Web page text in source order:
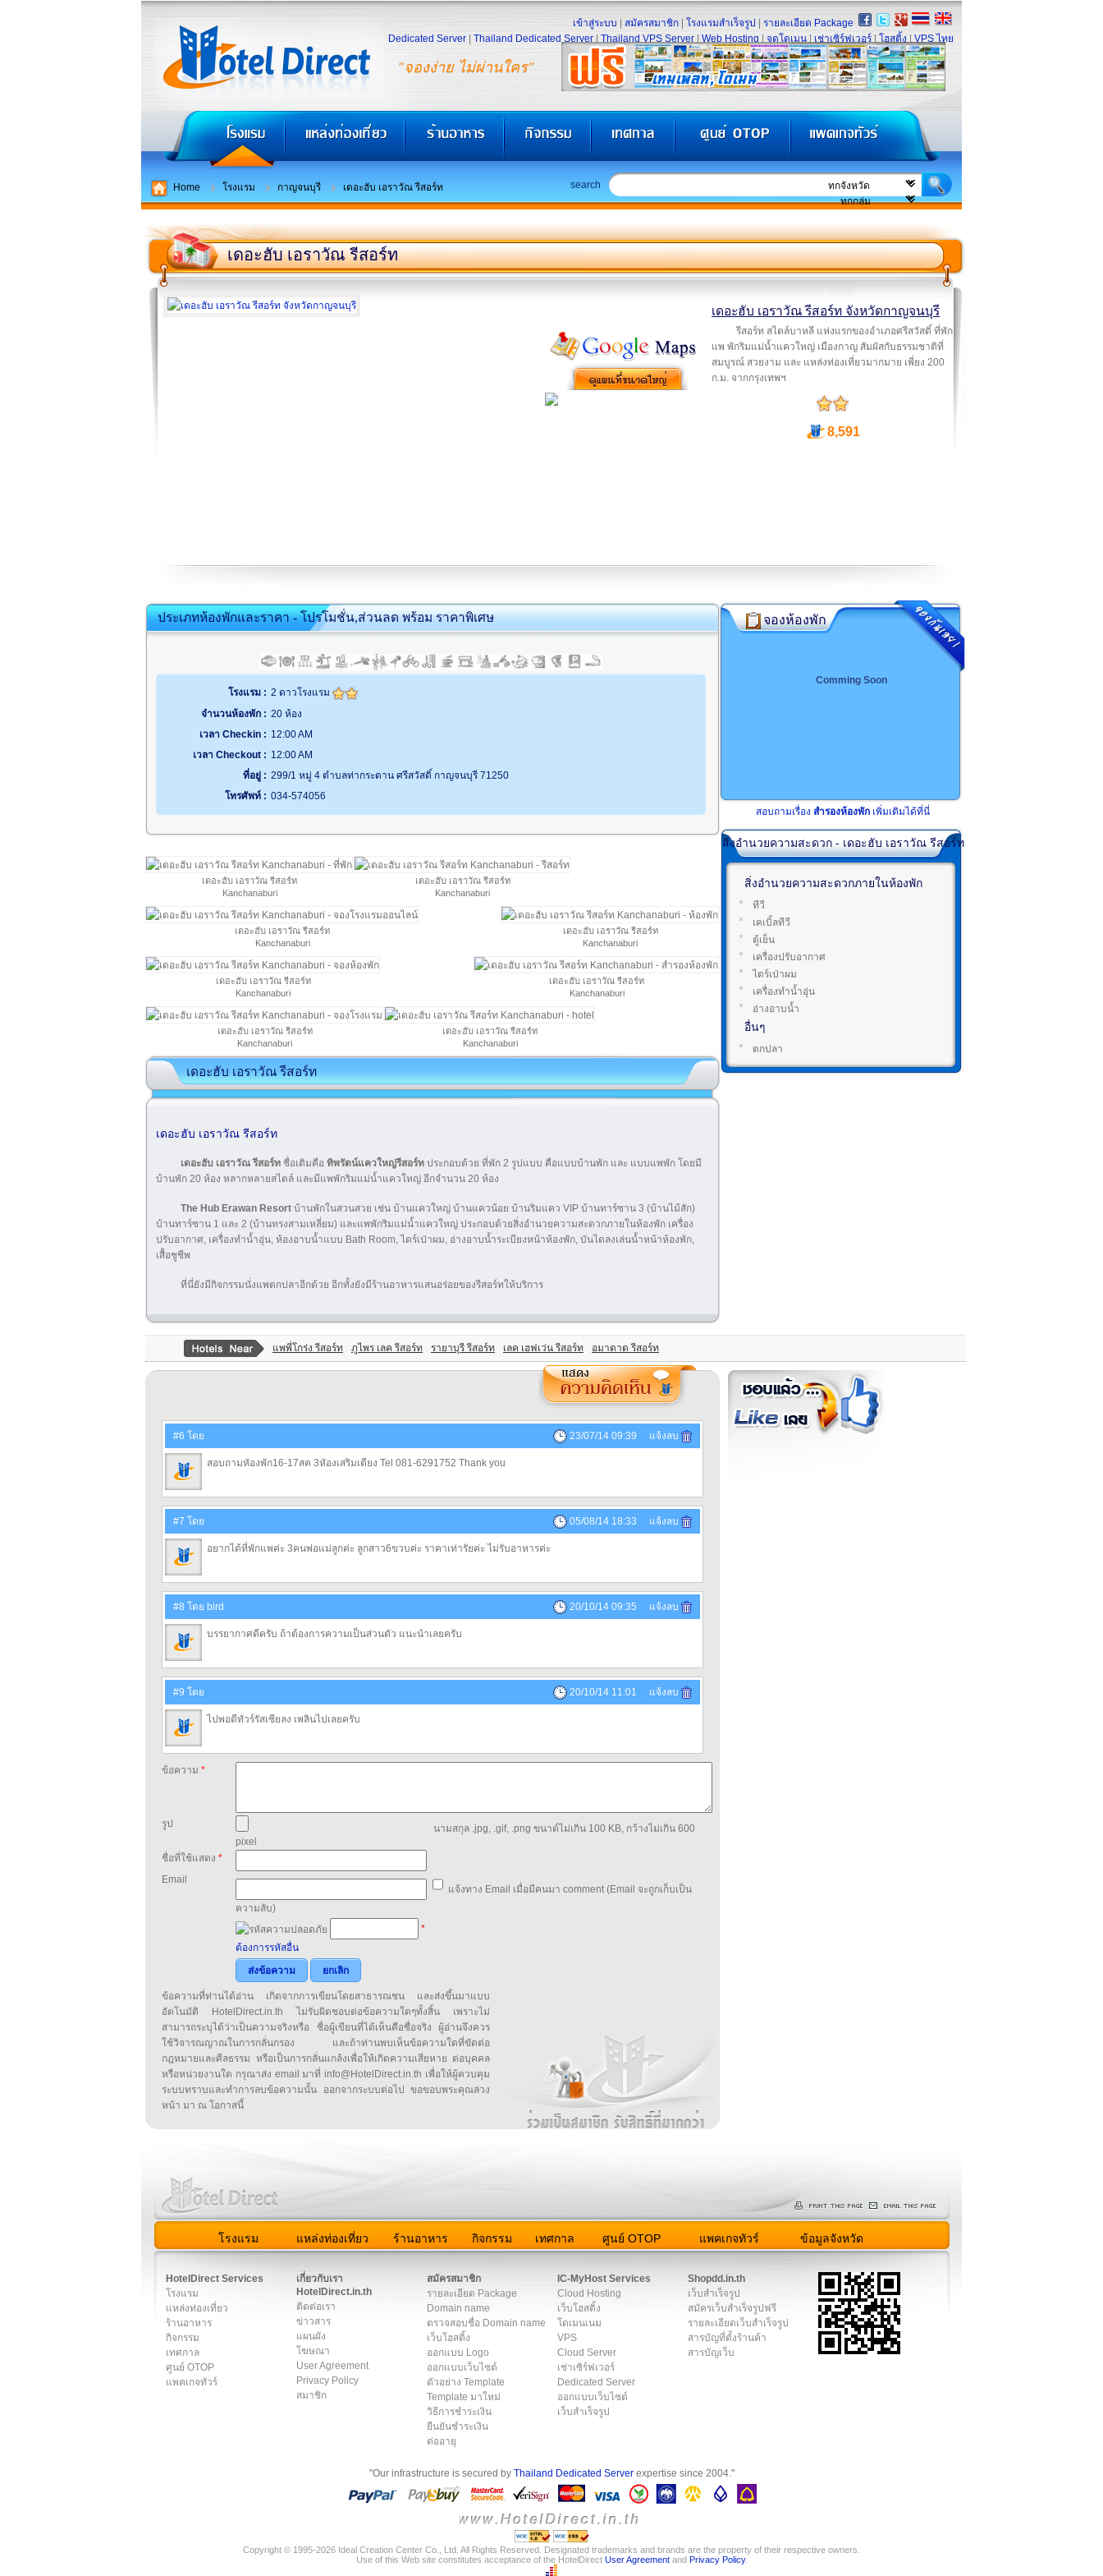
"จองง่าย ไม่ผ่านใคร"
เข้าสู่ระบบ สมัครสมาชิก โรงแรมสำเร็จรูป
รายละเอียด Package
Dedicated Server
Thailand Dedicated Server Thailand VPS Server Web Hosting จดโดเมน เช่าเซิร์ฟเวอร์ โฮสติ้ง VPS ไทย
Home โรงแรม กาญจนบุรี เดอะฮับ เอราวัณ รีสอร์ท search
เดอะฮับ เอราวัณ รีสอร์ท
เดอะฮับ เอราวัณ รีสอร์ท จังหวัดกาญจนบุรี
รีสอร์ท สไตล์บาหลี แห่งแรกของอำเภอศรีสวัสดิ์ ที่พัก
แพ พักริมแม่น้ำแควใหญ่ เมืองกาญ สัมผัสกับธรรมชาติที่
สมบูรณ์ สวยงาม และ แหล่งท่องเที่ยวมากมาย เพี่ยง 200
ก.ม. จากกรุงเทพฯ
8,591
ประเภทห้องพักและราคา - โปรโมชั่น,ส่วนลด พร้อม ราคาพิเศษ
โรงแรม : 2 ดาวโรงแรม
จำนวนห้องพัก : 20 ห้อง
เวลา Checkin : 12:00 AM
เวลา Checkout : 12:00 AM
ที่อยู่ : 299/1 หมู่ 4 ตำบลท่ากระดาน ศรีสวัสดิ์ กาญจนบุรี 71250
โทรศัพท์ : 034-574056
เดอะฮับ เอราวัณ รีสอร์ท
Kanchanaburi
เดอะฮับ เอราวัณ รีสอร์ท
Kanchanaburi
เดอะฮับ เอราวัณ รีสอร์ท
Kanchanaburi
เดอะฮับ เอราวัณ รีสอร์ท
Kanchanaburi
เดอะฮับ เอราวัณ รีสอร์ท
Kanchanaburi
เดอะฮับ เอราวัณ รีสอร์ท
Kanchanaburi
เดอะฮับ เอราวัณ รีสอร์ท
Kanchanaburi
เดอะฮับ เอราวัณ รีสอร์ท
Kanchanaburi
เดอะฮับ เอราวัณ รีสอร์ท
เดอะฮับ เอราวัณ รีสอร์ท
เดอะฮับ เอราวัณ รีสอร์ท ชื่อเดิมคือ ทิพรัตน์แควใหญ่รีสอร์ท ประกอบด้วย ที่พัก 2 รูปแบบ คือแบบบ้านพัก และ แบบแพพัก โดยมี
บ้านพัก 20 ห้อง หลากหลายสไตล์ และมีแพพักริมแม่น้ำแควใหญ่ อีกจำนวน 20 ห้อง
The Hub Erawan Resort บ้านพักในสวนสวย เช่น บ้านแควใหญ่ บ้านแควน้อย บ้านริมแคว VIP บ้านทาร์ซาน 3 (บ้านไม้สัก)
บ้านทาร์ซาน 1 และ 2 (บ้านทรงสามเหลี่ยม) และแพพักริมแม่น้ำแควใหญ่ ประกอบด้วยสิ่งอำนวยความสะดวกภายในห้องพัก เครื่อง
ปรับอากาศ, เครื่องทำน้ำอุ่น, ห้องอาบน้ำแบบ Bath Room, ไดร์เป่าผม, อ่างอาบน้ำระเบียงหน้าห้องพัก, บันไดลงเล่นน้ำหน้าห้องพัก,
เสื้อชูชีพ
ที่นี่ยังมีกิจกรรมนั่งแพตกปลาอีกด้วย อีกทั้งยังมีร้านอาหารแสนอร่อยของรีสอร์ทให้บริการ
จองห้องพัก
Comming Soon
สอบถามเรื่อง สำรองห้องพัก เพิ่มเติมได้ที่นี่
สิ่งอำนวยความสะดวก - เดอะฮับ เอราวัณ รีสอร์ท
สิ่งอำนวยความสะดวกภายในห้องพัก
ทีวี
เคเบิ้ลทีวี
ตู้เย็น
เครื่องปรับอากาศ
ไดร์เป่าผม
เครื่องทำน้ำอุ่น
อ่างอาบน้ำ
อื่นๆ
ตกปลา
แพพี่โกร่ง รีสอร์ท ภูไพร เลค รีสอร์ท รายาบุรี รีสอร์ท เลค เฮฟเว่น รีสอร์ท อมาดาด รีสอร์ท
#6 โดย 23/07/14 09:39 แจ้งลบ
สอบถามหัองพัก16-17สค 3หัองเสริมเตียง Tel 081-6291752 Thank you
#7 โดย 05/08/14 18:33 แจ้งลบ
อยากได้ที่พักแพค่ะ 3คนพ่อแม่ลูกค่ะ ลูกสาว6ขวบค่ะ ราคาเท่ารัยค่ะ ไม่รับอาหารค่ะ
#8 โดย bird 20/10/14 09:35 แจ้งลบ
บรรยากาศดีครับ ถ้าต้องการความเป็นส่วนตัว แนะนำเลยครับ
#9 โดย 20/10/14 11:01 แจ้งลบ
ไปพอดีทัวร์รัสเซียลง เพลินไปเลยครับ
ข้อความ *
รูป
นามสกุล .jpg, .gif, .png ขนาด์ไม่เกิน 100 KB, กว้างไม่เกิน 600
pixel
ชื่อที่ใช้แสดง *
Email
แจ้งทาง Email เมื่อมีคนมา comment (Email จะถูกเก็บเป็น
ความลับ)
*
ต้องการรหัสอื่น
ส่งข้อความ
ยกเลิก
ข้อความที่ท่านได้อ่าน เกิดจากการเขียนโดยสาธารณชน และส่งขึ้นมาแบบ
อัตโนมัติ HotelDirect.in.th ไม่รับผิดชอบต่อข้อความใดๆทั้งสิ้น เพราะไม่
สามารถระบุได้ว่าเป็นความจริงหรือ ชื่อผู้เขียนที่ได้เห็นคือชื่อจริง ผู้อ่านจึงควร
ใช้วิจารณญาณในการกลั่นกรอง และถ้าท่านพบเห็นข้อความใดที่ขัดต่อ
กฎหมายและศีลธรรม หรือเป็นการกลั่นแกล้งเพื่อให้เกิดความเสียหาย ต่อบุคคล
หรือหน่วยงานใด กรุณาส่ง email มาที่ info@HotelDirect.in.th เพื่อให้ผู้ควบคุม
ระบบทราบและทำการลบข้อความนั้น ออกจากระบบต่อไป ขอขอบพระคุณล่วง
หน้า มา ณ โอกาสนี้
โรงแรม แหล่งท่องเที่ยว ร้านอาหาร กิจกรรม เทศกาล ศูนย์ OTOP แพคเกจทัวร์ ข้อมูลจังหวัด
HotelDirect Services
โรงแรม
แหล่งท่องเที่ยว
ร้านอาหาร
กิจกรรม
เทศกาล
ศูนย์ OTOP
แพคเกจทัวร์
เกี่ยวกับเรา
HotelDirect.in.th
ติดต่อเรา
ข่าวสาร
แผนผัง
โฆษณา
User Agreement
Privacy Policy
สมาชิก
สมัครสมาชิก
รายละเอียด Package
Domain name
ตรวจสอบชื่อ Domain name
เว็บโฮสติ้ง
ออกแบบ Logo
ออกแบบเว็บไซต์
ตัวอย่าง Template
Template มาใหม่
วิธีการชำระเงิน
ยืนยันชำระเงิน
ต่ออายุ
IC-MyHost Services
Cloud Hosting
เว็บโฮสติ้ง
โดเมนเนม
VPS
Cloud Server
เช่าเซิร์ฟเวอร์
Dedicated Server
ออกแบบเว็บไซต์
เว็บสำเร็จรูป
Shopdd.in.th
เว็บสำเร็จรูป
สมัครเว็บสำเร็จรูปฟรี
รายละเอียดเว็บสำเร็จรูป
สารบัญที่ตั้งร้านค้า
สารบัญเว็บ
"Our infrastructure is secured by Thailand Dedicated Serverexpertise since 2004."
Copyright © 1995-2026 Ideal Creation Center Co., Ltd. All Rights Reserved. Designated trademarks and brands are the property of their respective owners.
Use of this Web site constitutes acceptance of the HotelDirect User Agreementand Privacy Policy.